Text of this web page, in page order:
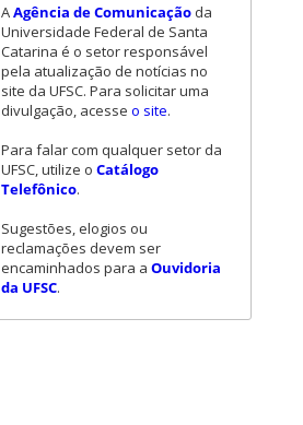
AAgência de Comunicação da
Universidade Federal de Santa
Catarina é o setor responsável
pela atualização de notícias no
site da UFSC. Para solicitar uma
divulgação, acesse o site.
Para falar com qualquer setor da
UFSC, utilize o Catálogo
Telefônico.
Sugestões, elogios ou
reclamações devem ser
encaminhados para a Ouvidoria
da UFSC.